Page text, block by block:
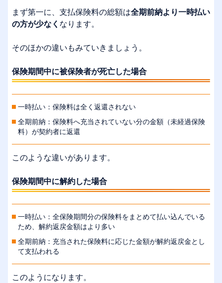
まず第一に、支払保険料の総額は全期前納より一時払い
の方が少なく なります。
そのほかの違いもみていきましょう。
保険期間中に被保険者が死亡した場合
一時払い：保険料は全く返還されない
全期前納：保険料へ充当されていない分の金額（未経過保険
料）が契約者に返還
このような違いがあります。
保険期間中に解約した場合
一時払い：全保険期間分の保険料をまとめて払い込んでいる
ため、解約返戻金額はより多い
全期前納：充当された保険料に応じた金額が解約返戻金とし
て支払われる
このようになります。